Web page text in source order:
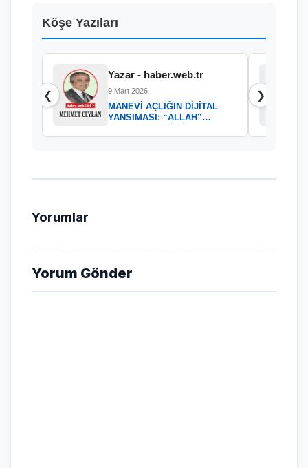
Köşe Yazıları
❮
Yazar - haber.web.tr
9 Mart 2026
MANEVİ AÇLIĞIN DİJİTAL
YANSIMASI: “ALLAH”
❯
Yorumlar
Yorum Gönder